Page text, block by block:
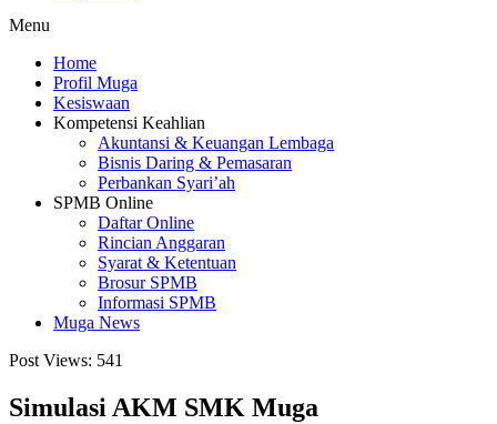
Menu
Home
Profil Muga
Kesiswaan
Kompetensi Keahlian
Akuntansi & Keuangan Lembaga
Bisnis Daring & Pemasaran
Perbankan Syari’ah
SPMB Online
Daftar Online
Rincian Anggaran
Syarat & Ketentuan
Brosur SPMB
Informasi SPMB
Muga News
Post Views: 541
Simulasi AKM SMK Muga